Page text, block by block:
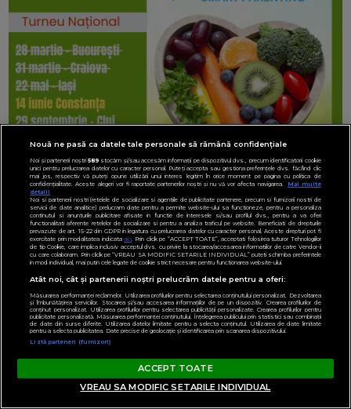
Nouă ne pasă ca datele tale personale să rămână confidențiale
Noi și partenerii noștri589stocăm și/sau accesăm informații pe dispozitivul dvs., precum identificatorii cookie
unici pentru prelucrarea datelor cu caracter personal. Puteți accepta sau gestiona preferințele dvs. făcând clic
mai jos, respectiv vă puteți opune utilizării unui interes legitim în orice moment pe pagina cu politica de
confidențialitate. Aceste alegeri vor fi raportate partenerilor noștri și nu vă vor afecta navigarea.
Mai multe
detalii
Noi si partenerii nostri (retelele de socializare si agentiile de publicitate partenere, precum si furnizorii nostri de
servicii de date analitice) prelucram date pentru a permite website-ului sa functioneze, pentru a personaliza
continutul si anunturile publicitare afisate in functie de interesele si/sau profilul dvs., pentru a va oferi
functionalitati aferente retelelor de socializare si pentru a analiza traficul pe website. Beneficiati de drepturile
prevazute de art. 15-22 din GDPR in legatura cu prelucrarea datelor cu caracter personal. Aceste drepturi pot fi
exercitate prin modalitatea indicataaici. Prin click pe “ACCEPT TOATE”, acceptati folosirea tuturor Tehnologiilor
de tip Cookie, care implica inclusiv acceptul dvs. cu privire la stocarea/accesarea informatiilor de catre Vendor-ii
cu care colaboram. Prin click pe “VREAU SA MODIFIC SETARILE INDIVIDUAL” puteti schimba preferintele
in mod individual, mai putin cele legate de cookie strict necesare pentru functionarea website-ului.
Atât noi, cât și partenerii noștri prelucrăm datele pentru a oferi:
Măsurarea performanței reclamelor. Utilizarea profilurilor pentru selectarea conținutului personalizat. Dezvoltarea
și îmbunătățirea serviciilor. Stocarea și/sau accesarea informațiilor de pe un dispozitiv. Crearea profilurilor de
conținut personalizat. Utilizarea profilurilor pentru selectarea publicității personalizate. Crearea profilurilor pentru
publicitate personalizată. Măsurarea performanței conținutului. Înțelegerea publicului prin statistici sau combinații
de date din surse diferite. Utilizarea datelor limitate pentru a selecta conținutul. Utilizarea de date limitate
pentru a selecta publicitatea. Date precise de geolocație și identificarea prin scanarea dispozitivului.
Listă parteneri (furnizori)
ACCEPT TOATE
VREAU SA MODIFIC SETARILE INDIVIDUAL